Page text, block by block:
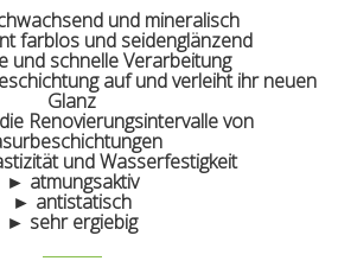
und mineralisch
farblos und seidenglänzend
und schnelle Verarbeitung
auf und verleiht ihr neuen
Glanz
Renovierungsintervalle von
und Wasserfestigkeit
► atmungsaktiv
► antistatisch
► sehr ergiebig